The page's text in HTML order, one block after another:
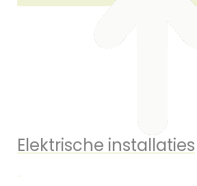
Elektrische installaties